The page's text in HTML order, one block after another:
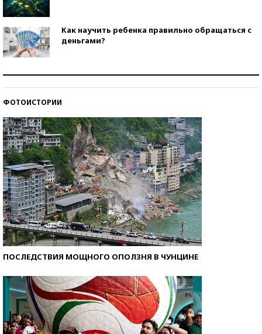
Как научить ребенка правильно обращаться с
деньгами?
ФОТОИСТОРИИ
ПОСЛЕДСТВИЯ МОЩНОГО ОПОЛЗНЯ В ЧУНЦИНЕ